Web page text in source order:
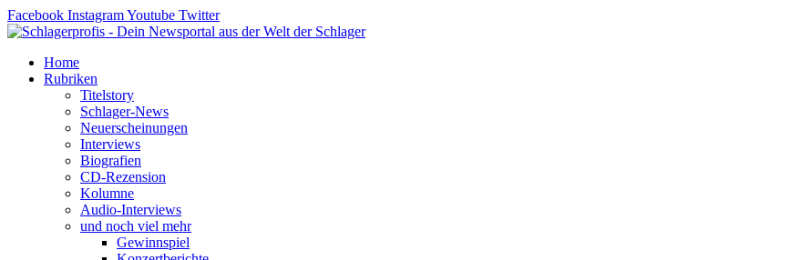
Zum
Inhalt
Facebook InstagramYoutube Twitter
Home
Rubriken
Titelstory
Schlager-News
Neuerscheinungen
Interviews
Biografien
CD-Rezension
Kolumne
Audio-Interviews
und noch viel mehr
Gewinnspiel